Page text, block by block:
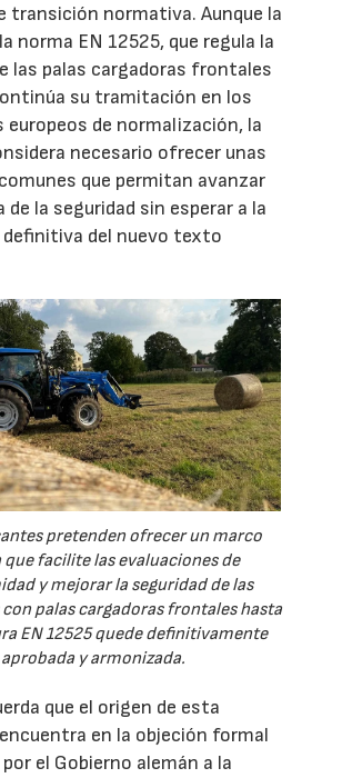
transición normativa. Aunque la
norma EN 12525, que regula la
las palas cargadoras frontales
su tramitación en los
europeos de normalización, la
necesario ofrecer unas
que permitan avanzar
de la seguridad sin esperar a la
definitiva del nuevo texto
pretenden ofrecer un marco
facilite las evaluaciones de
y mejorar la seguridad de las
palas cargadoras frontales hasta
EN 12525 quede definitivamente
aprobada y armonizada.
que el origen de esta
en la objeción formal
el Gobierno alemán a la